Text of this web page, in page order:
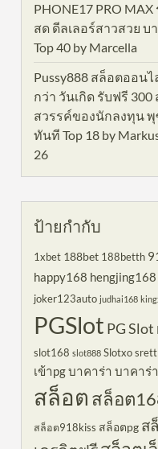
PHONE17 PRO
สด ดีลเลอร์สาวสวย บ
Top 40 by Marcella
Pussy888 สล็อตออน
กว่า วันเกิด รับฟรี
สวรรค์ของนักลงทุน
ทันที Top 18 by
26
ป้ายกำกับ
1xbet 188bet 188betth
happy168 hengjing168
joker123auto judhai168
PGSlot PG Slot
slot168 slot888 Slotxo
เข้าpgบาคาร่า บาคาร่
สล็อต สล็อต
สล็อต918kiss สล็อตpg ส